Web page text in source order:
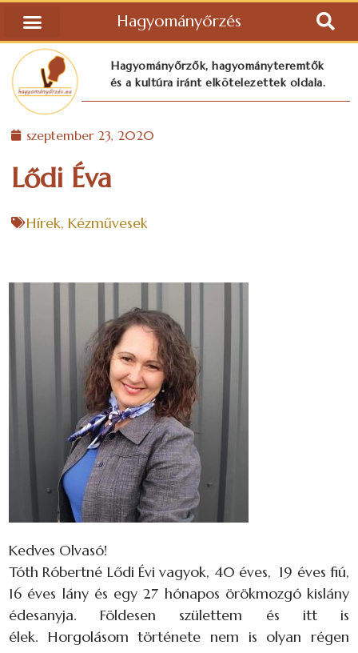
Hagyományőrzés
Hagyományőrzők, hagyományteremtők
és a kultúra iránt elkötelezettek oldala.
szeptember 23, 2020
Lődi Éva
Hírek,Kézművesek
Kedves Olvasó!
Tóth Róbertné Lődi Évi vagyok, 40 éves, 19 éves fiú,
16 éves lány és egy 27 hónapos örökmozgó kislány
édesanyja. Földesen születtem és itt is
élek. Horgolásom története nem is olyan régen